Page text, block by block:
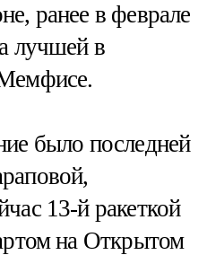
ранее в феврале
лучшей в
было последней
13-й ракеткой
на Открытом